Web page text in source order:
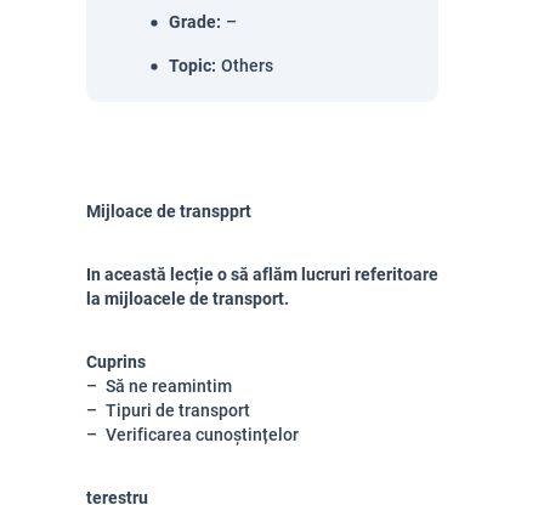
Grade: –
Topic: Others
Mijloace de transpprt
In această lecție o să aflăm lucruri referitoare
la mijloacele de transport.
Cuprins
Să ne reamintim
Tipuri de transport
Verificarea cunoștințelor
terestru